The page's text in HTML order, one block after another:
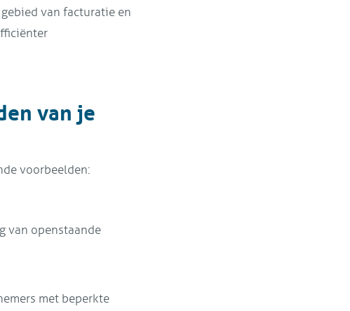
van facturatie en
van je
voorbeelden:
van openstaande
met beperkte